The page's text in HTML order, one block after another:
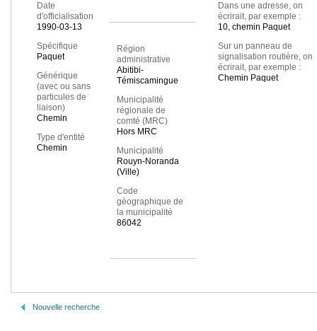
Date
d'officialisation
1990-03-13
Spécifique
Paquet
Générique
(avec ou sans
particules de
liaison)
Chemin
Type d'entité
Chemin
Région
administrative
Abitibi-
Témiscamingue
Municipalité
régionale de
comté (MRC)
Hors MRC
Municipalité
Rouyn-Noranda
(Ville)
Code
géographique de
la municipalité
86042
Dans une adresse, on
écrirait, par exemple :
10, chemin Paquet
Sur un panneau de
signalisation routière, on
écrirait, par exemple :
Chemin Paquet
Nouvelle recherche